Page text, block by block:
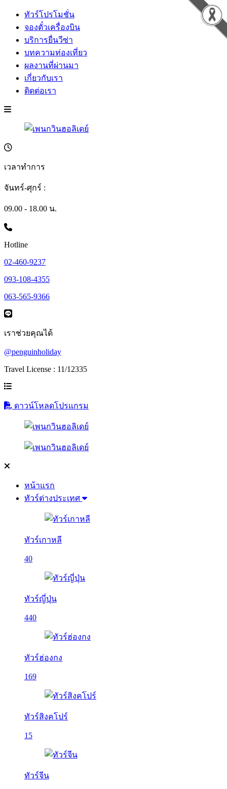
ทัวร์โปรโมชั่น
จองตั๋วเครื่องบิน
บริการยื่นวีซ่า
บทความท่องเที่ยว
ผลงานที่ผ่านมา
เกี่ยวกับเรา
ติดต่อเรา
เวลาทำการ
จันทร์-ศุกร์ :
09.00 - 18.00 น.
Hotline
02-460-9237
093-108-4355
063-565-9366
เราช่วยคุณได้
@penguinholiday
Travel License : 11/12335
ดาวน์โหลดโปรแกรม
หน้าแรก
ทัวร์ต่างประเทศ
ทัวร์เกาหลี
40
ทัวร์ญี่ปุ่น
440
ทัวร์ฮ่องกง
169
ทัวร์สิงคโปร์
15
ทัวร์จีน